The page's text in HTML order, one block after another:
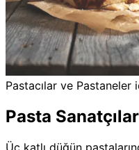
Pastacılar ve Pastaneler
Pasta
Üç katlı düğün